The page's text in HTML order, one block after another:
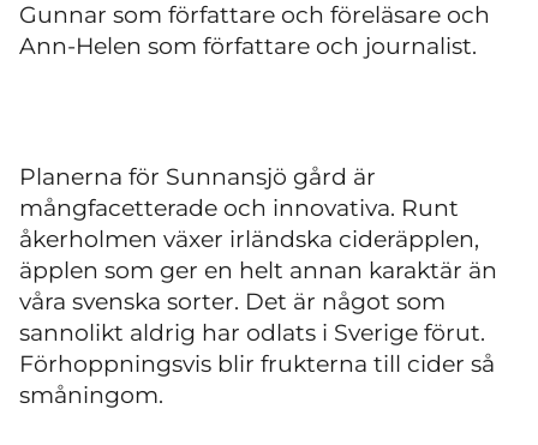
Gunnar som författare och föreläsare och
Ann-Helen som författare och journalist.
Planerna för Sunnansjö gård är
mångfacetterade och innovativa. Runt
åkerholmen växer irländska cideräpplen,
äpplen som ger en helt annan karaktär än
våra svenska sorter. Det är något som
sannolikt aldrig har odlats i Sverige förut.
Förhoppningsvis blir frukterna till cider så
småningom.